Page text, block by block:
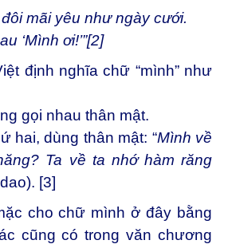
mãi yêu như ngày cưới.
‘Mình ơi!’”[2]
định nghĩa chữ “mình” như
gọi nhau thân mật.
hai, dùng thân mật: “Mình về
Ta về ta nhớ hàm răng
[3]
cho chữ mình ở đây bằng
cũng có trong văn chương